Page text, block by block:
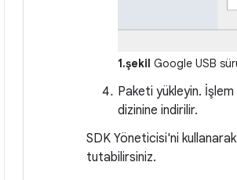
1.şekil Google USB
Paketi yükleyin. İşlem
dizinine indirilir.
SDK Yöneticisi'ni
tutabilirsiniz.